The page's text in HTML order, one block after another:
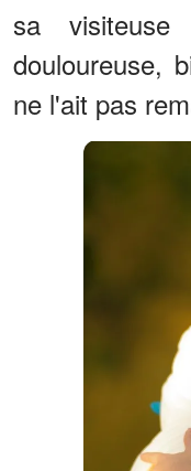
sa visiteuse
douloureuse,
ne l'ait pas